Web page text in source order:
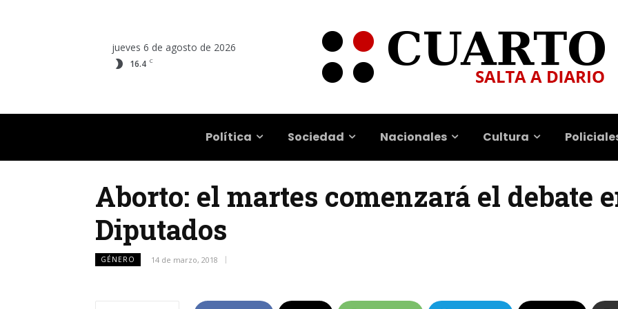
jueves 6 de agosto de 2026
16.4 C
Política Sociedad Nacionales Cultura
Aborto: el martes comenzará el debate
Diputados
GÉNERO 14 de marzo, 2018